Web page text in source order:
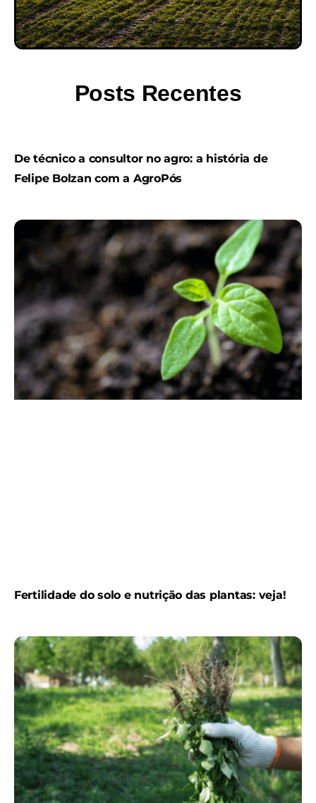
Posts Recentes
De técnico a consultor no agro: a história de
Felipe Bolzan com a AgroPós
Fertilidade do solo e nutrição das plantas: veja!